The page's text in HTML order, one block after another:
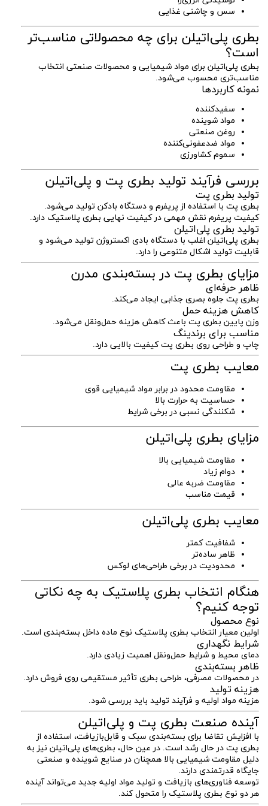
سس و چاشنی غذایی
بطری پلی‌اتیلن برای چه محصولاتی مناسب‌تر
است؟
بطری پلی‌اتیلن برای مواد شیمیایی و محصولات صنعتی انتخاب
مناسب‌تری محسوب می‌شود.
نمونه کاربردها
سفیدکننده
مواد شوینده
روغن صنعتی
مواد ضدعفونی‌کننده
سموم کشاورزی
بررسی فرآیند تولید بطری پت و پلی‌اتیلن
تولید بطری پت
بطری پت با استفاده از پریفرم و دستگاه بادکن تولید می‌شود.
کیفیت پریفرم نقش مهمی در کیفیت نهایی بطری پلاستیک دارد.
تولید بطری پلی‌اتیلن
بطری پلی‌اتیلن اغلب با دستگاه بادی اکستروژن تولید می‌شود و
قابلیت تولید اشکال متنوعی را دارد.
مزایای بطری پت در بسته‌بندی مدرن
ظاهر حرفه‌ای
بطری پت جلوه بصری جذابی ایجاد می‌کند.
کاهش هزینه حمل
وزن پایین بطری پت باعث کاهش هزینه حمل‌ونقل می‌شود.
مناسب برای برندینگ
چاپ و طراحی روی بطری پت کیفیت بالایی دارد.
معایب بطری پت
مقاومت محدود در برابر مواد شیمیایی قوی
حساسیت به حرارت بالا
شکنندگی نسبی در برخی شرایط
مزایای بطری پلی‌اتیلن
مقاومت شیمیایی بالا
دوام زیاد
مقاومت ضربه عالی
قیمت مناسب
معایب بطری پلی‌اتیلن
شفافیت کمتر
ظاهر ساده‌تر
محدودیت در برخی طراحی‌های لوکس
هنگام انتخاب بطری پلاستیک به چه نکاتی
توجه کنیم؟
نوع محصول
اولین معیار انتخاب بطری پلاستیک نوع ماده داخل بسته‌بندی است.
شرایط نگهداری
دمای محیط و شرایط حمل‌ونقل اهمیت زیادی دارد.
ظاهر بسته‌بندی
در محصولات مصرفی، طراحی بطری تأثیر مستقیمی روی فروش دارد.
هزینه تولید
هزینه مواد اولیه و فرآیند تولید باید بررسی شود.
آینده صنعت بطری پت و پلی‌اتیلن
با افزایش تقاضا برای بسته‌بندی سبک و قابل‌بازیافت، استفاده از
بطری پت در حال رشد است. در عین حال، بطری‌های پلی‌اتیلن نیز به
دلیل مقاومت شیمیایی بالا همچنان در صنایع شوینده و صنعتی
جایگاه قدرتمندی دارند.
توسعه فناوری‌های بازیافت و تولید مواد اولیه جدید می‌تواند آینده
هر دو نوع بطری پلاستیک را متحول کند.